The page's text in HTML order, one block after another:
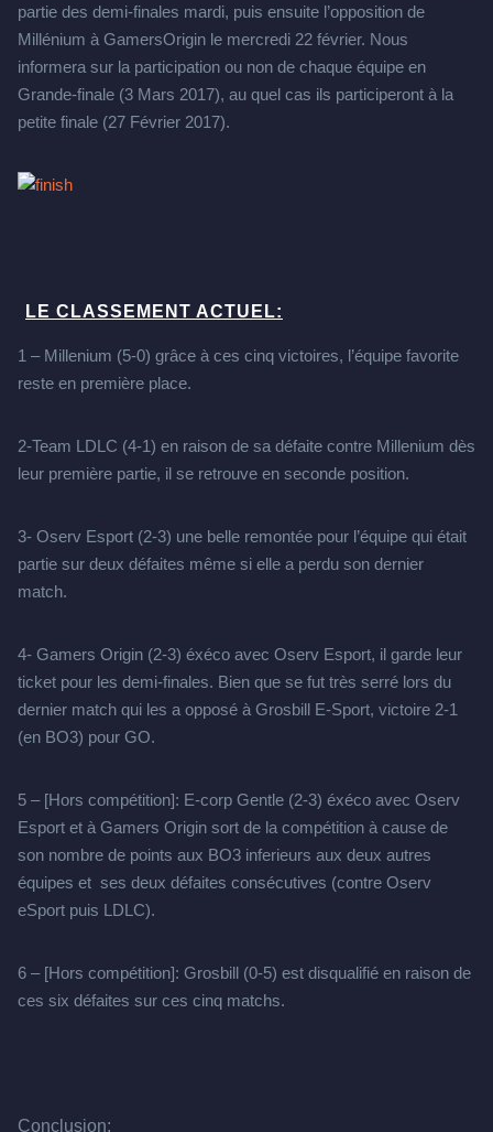
partie des demi-finales mardi, puis ensuite l’opposition de
Millénium à GamersOrigin le mercredi 22 février. Nous
informera sur la participation ou non de chaque équipe en
Grande-finale (3 Mars 2017), au quel cas ils participeront à la
petite finale (27 Février 2017).
LE CLASSEMENT ACTUEL:
1 – Millenium (5-0) grâce à ces cinq victoires, l’équipe favorite
reste en première place.
2-Team LDLC (4-1) en raison de sa défaite contre Millenium dès
leur première partie, il se retrouve en seconde position.
3- Oserv Esport (2-3) une belle remontée pour l’équipe qui était
partie sur deux défaites même si elle a perdu son dernier
match.
4- Gamers Origin (2-3) éxéco avec Oserv Esport, il garde leur
ticket pour les demi-finales. Bien que se fut très serré lors du
dernier match qui les a opposé à Grosbill E-Sport, victoire 2-1
(en BO3) pour GO.
5 – [Hors compétition]: E-corp Gentle (2-3) éxéco avec Oserv
Esport et à Gamers Origin sort de la compétition à cause de
son nombre de points aux BO3 inferieurs aux deux autres
équipes et ses deux défaites consécutives (contre Oserv
eSport puis LDLC).
6 – [Hors compétition]: Grosbill (0-5) est disqualifié en raison de
ces six défaites sur ces cinq matchs.
Conclusion: